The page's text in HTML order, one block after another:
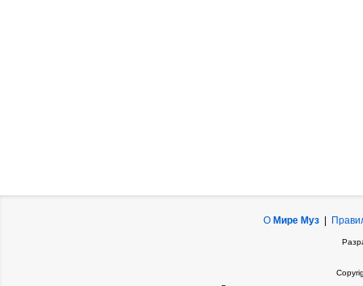
О Мире Муз|